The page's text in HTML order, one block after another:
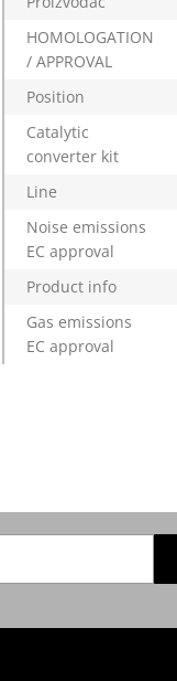
HOMOLOGATION
/ APPROVAL
Position
Catalytic
converter kit
Line
Noise emissions
EC approval
Product info
Gas emissions
EC approval